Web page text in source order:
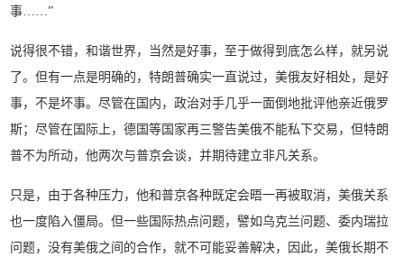
事……”
说得很不错，和谐世界，当然是好事，至于做得到底怎么样，就另说
了。但有一点是明确的，特朗普确实一直说过，美俄友好相处，是好
事，不是坏事。尽管在国内，政治对手几乎一面倒地批评他亲近俄罗
斯；尽管在国际上，德国等国家再三警告美俄不能私下交易，但特朗
普不为所动，他两次与普京会谈，并期待建立非凡关系。
只是，由于各种压力，他和普京各种既定会晤一再被取消，美俄关系
也一度陷入僵局。但一些国际热点问题，譬如乌克兰问题、委内瑞拉
问题，没有美俄之间的合作，就不可能妥善解决，因此，美俄长期不